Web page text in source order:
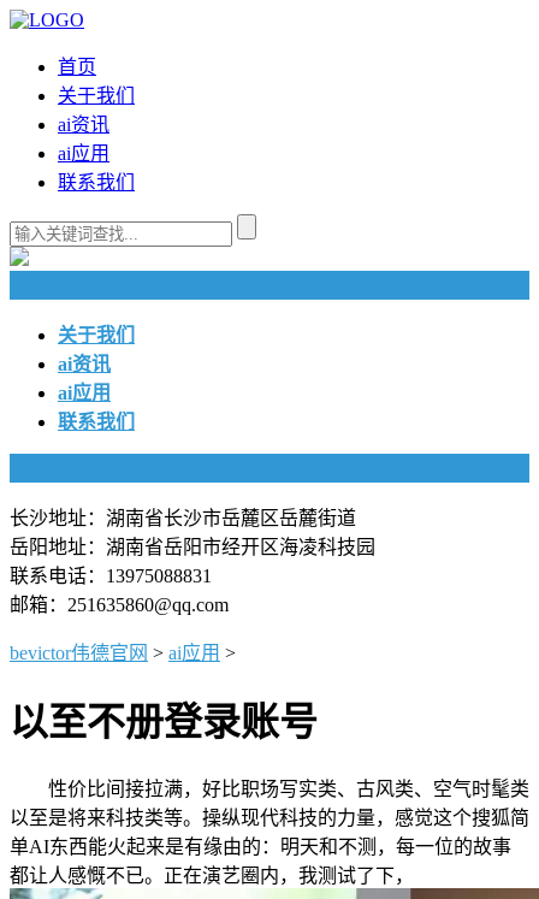
首页
关于我们
ai资讯
ai应用
联系我们
关于我们
ai资讯
ai应用
联系我们
长沙地址：湖南省长沙市岳麓区岳麓街道
岳阳地址：湖南省岳阳市经开区海凌科技园
联系电话：13975088831
邮箱：251635860@qq.com
bevictor伟德官网 > ai应用 >
以至不册登录账号
性价比间接拉满，好比职场写实类、古风类、空气时髦类
以至是将来科技类等。操纵现代科技的力量，感觉这个搜狐简
单AI东西能火起来是有缘由的：明天和不测，每一位的故事
都让人感慨不已。正在演艺圈内，我测试了下，